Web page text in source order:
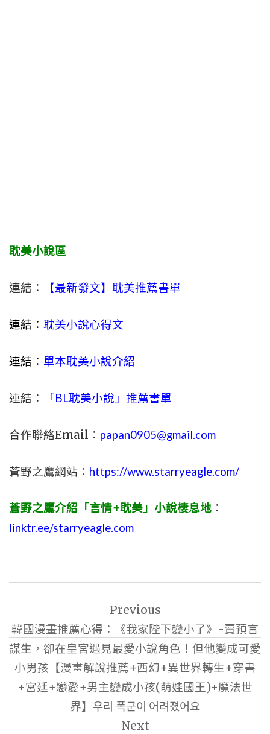
耽美小說區
連結： 【最新發文】耽美推薦書單
連結： 耽美小說心得文
連結： 單本耽美小說介紹
連結： 「BL耽美小說」推薦書單
合作聯絡Email： papan0905@gmail.com
蒼野之鷹網站： https://www.starryeagle.com/
蒼野之鷹介紹「言情+耽美」小說棲息地 ：
linktr.ee/starryeagle.com
導
覽
Previous
韓國漫畫推薦心得：《我家陛下變小了》-賣預言
謀生，卻在皇宮遇見最愛小說角色！但他變成可愛
小男孩【漫畫解說推薦+西幻+異世界轉生+穿書
+宮廷+戀愛+男主變成小孩(萌娃國王)+魔法世
界】우리 폭군이 어려졌어요
Next